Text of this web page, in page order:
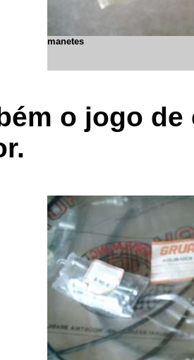
manetes
o jogo